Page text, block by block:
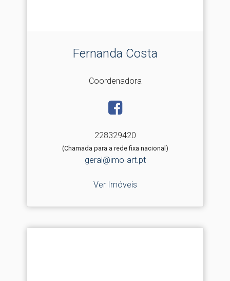
Fernanda Costa
Coordenadora
228329420
(Chamada para a rede fixa nacional)
geral@imo-art.pt
Ver Imóveis